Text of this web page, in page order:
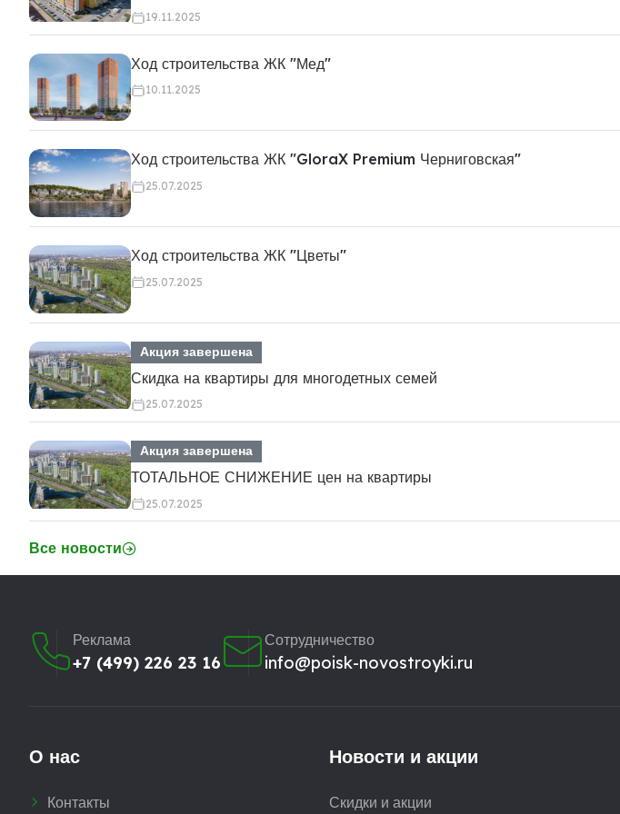
19.11.2025
Ход строительства ЖК "Мед"
10.11.2025
Ход строительства ЖК "GloraX Premium Черниговская"
25.07.2025
Ход строительства ЖК "Цветы"
25.07.2025
Акция завершена
Скидка на квартиры для многодетных семей
25.07.2025
Акция завершена
ТОТАЛЬНОЕ СНИЖЕНИЕ цен на квартиры
25.07.2025
Все новости
Реклама
+7 (499) 226 23 16
Сотрудничество
info@poisk-novostroyki.ru
О нас
Контакты
Новости и акции
Скидки и акции